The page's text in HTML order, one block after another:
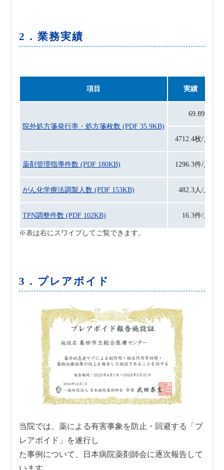
2．業務実績
項目 実績
院外処方箋発行率・処方箋枚数 (PDF 35.9KB)
69.89%
4712.4枚/月
薬剤管理指導件数 (PDF 180KB) 1296.3件/月
がん化学療法調製人数 (PDF 153KB) 482.3人/月
TPN調整件数 (PDF 102KB) 16.3件/月
3．プレアボイド
当院では、薬による有害事象を防止・回避する「プ
レアボイド」を遂行し
た事例について、日本病院薬剤師会に逐次報告して